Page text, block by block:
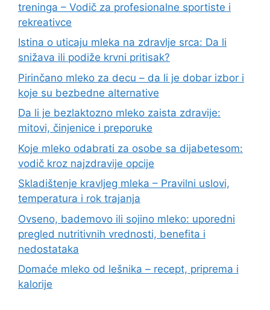
treninga – Vodič za profesionalne sportiste i
rekreativce
Istina o uticaju mleka na zdravlje srca: Da li
snižava ili podiže krvni pritisak?
Pirinčano mleko za decu – da li je dobar izbor i
koje su bezbedne alternative
Da li je bezlaktozno mleko zaista zdravije:
mitovi, činjenice i preporuke
Koje mleko odabrati za osobe sa dijabetesom:
vodič kroz najzdravije opcije
Skladištenje kravljeg mleka – Pravilni uslovi,
temperatura i rok trajanja
Ovseno, bademovo ili sojino mleko: uporedni
pregled nutritivnih vrednosti, benefita i
nedostataka
Domaće mleko od lešnika – recept, priprema i
kalorije